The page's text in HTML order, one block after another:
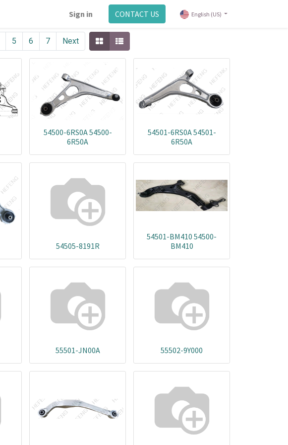
Sign in CONTACT US English (US)
5 6 7 Next
54500-6RS0A 54500-
6R50A
54501-6RS0A 54501-
6R50A
54505-8191R
54501-BM410 54500-
BM410
55501-JN00A 55502-9Y000